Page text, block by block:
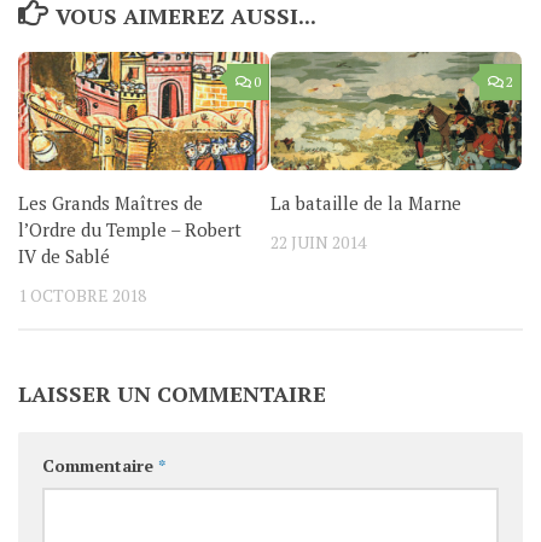
VOUS AIMEREZ AUSSI...
0
Les Grands Maîtres de
l’Ordre du Temple – Robert
IV de Sablé
1 OCTOBRE 2018
2
La bataille de la Marne
22 JUIN 2014
LAISSER UN COMMENTAIRE
Commentaire *